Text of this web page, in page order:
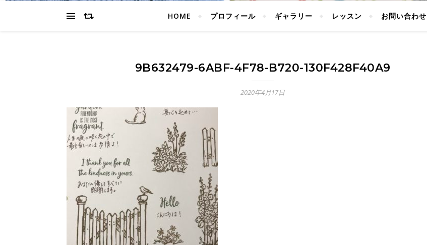
HOME プロフィール ギャラリー レッスン お問い合わせ
9B632479-6ABF-4F78-B720-130F428F40A9
2020年4月17日